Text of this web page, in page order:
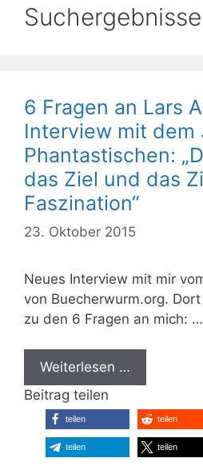
6 Fragen an Lars
Interview mit dem
Phantastischen:
das Ziel und das
Faszination“
23. Oktober 2015
Neues Interview mit mir
von Buecherwurm.org.
zu den 6 Fragen an mich: …
Weiterlesen …
Beitrag teilen
teilen teilen
teilen teilen